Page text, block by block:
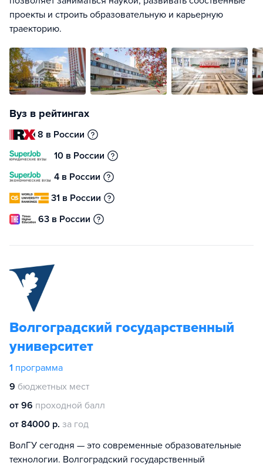
проекты и строить образовательную и карьерную
траекторию.
Вуз в рейтингах
8 в России
10 в России
4 в России
31 в России
63 в России
Волгоградский государственный
университет
1 программа
9 бюджетных мест
от 96 проходной балл
от 84000 р. за год
ВолГУ сегодня — это современные образовательные
технологии. Волгоградский государственный